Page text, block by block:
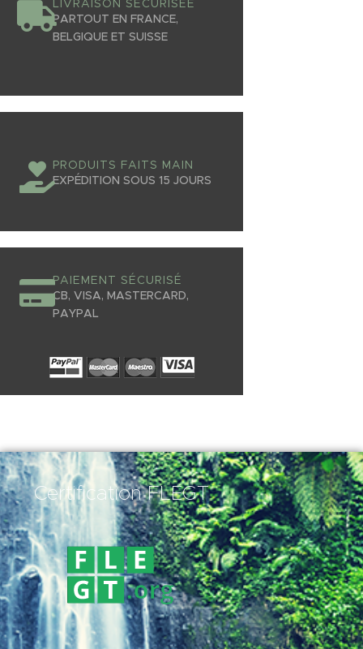
LIVRAISON SÉCURISÉE
PARTOUT EN FRANCE,
BELGIQUE ET SUISSE
PRODUITS FAITS MAIN
EXPÉDITION SOUS 15 JOURS
PAIEMENT SÉCURISÉ
CB, VISA, MASTERCARD,
PAYPAL
Certification FLEGT